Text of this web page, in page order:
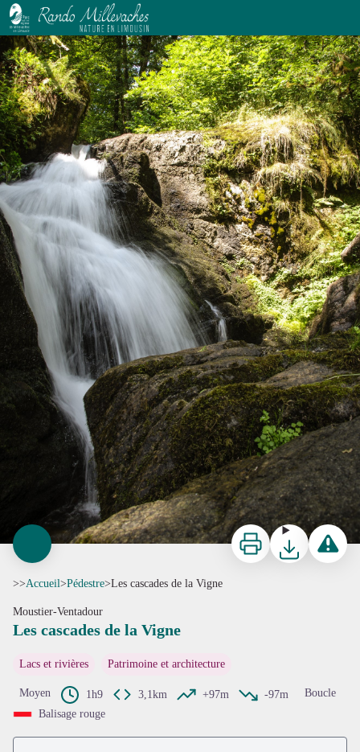
Les cascades de la Vigne
Les Cascades de la Vigne - D.Agnoux - CC VEM
ImprimerTéléchargerSignaler
>>Accueil>Pédestre>Les cascades de la Vigne
Moustier-Ventadour
Les cascades de la Vigne
Lacs et rivières Patrimoine et architecture
Moyen 1h9 3,1km +97m -97m
Boucle
Balisage rouge